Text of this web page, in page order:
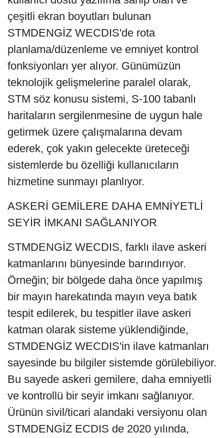
çeşitli ekran boyutları bulunan
STMDENGİZ WECDIS'de rota
planlama/düzenleme ve emniyet kontrol
fonksiyonları yer alıyor. Günümüzün
teknolojik gelişmelerine paralel olarak,
STM söz konusu sistemi, S-100 tabanlı
haritaların sergilenmesine de uygun hale
getirmek üzere çalışmalarına devam
ederek, çok yakın gelecekte üreteceği
sistemlerde bu özelliği kullanıcıların
hizmetine sunmayı planlıyor.
ASKERİ GEMİLERE DAHA EMNİYETLİ
SEYİR İMKANI SAĞLANIYOR
STMDENGİZ WECDIS, farklı ilave askeri
katmanlarını bünyesinde barındırıyor.
Örneğin; bir bölgede daha önce yapılmış
bir mayın harekatında mayın veya batık
tespit edilerek, bu tespitler ilave askeri
katman olarak sisteme yüklendiğinde,
STMDENGİZ WECDIS'in ilave katmanları
sayesinde bu bilgiler sistemde görülebiliyor.
Bu sayede askeri gemilere, daha emniyetli
ve kontrollü bir seyir imkanı sağlanıyor.
Ürünün sivil/ticari alandaki versiyonu olan
STMDENGİZ ECDIS de 2020 yılında,